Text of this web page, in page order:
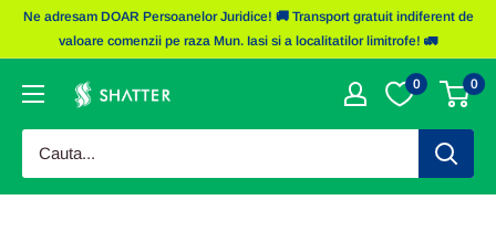
SaritiNe adresam DOAR Persoanelor Juridice! 🚚 Transport gratuit indiferent de
valoare comenzii pe raza Mun. Iasi si a localitatilor limitrofe! 🚛
Obiecte
Shatter
0 0